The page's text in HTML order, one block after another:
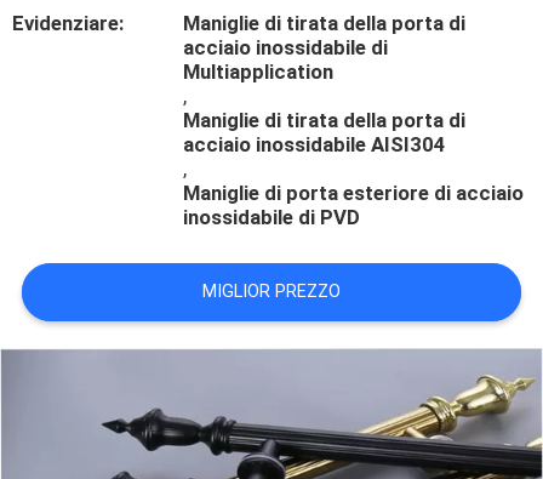
Evidenziare:
Maniglie di tirata della porta di
acciaio inossidabile di
Multiapplication
,
Maniglie di tirata della porta di
acciaio inossidabile AISI304
,
Maniglie di porta esteriore di acciaio
inossidabile di PVD
MIGLIOR PREZZO